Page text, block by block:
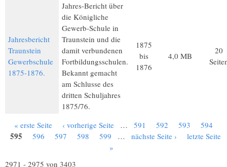
Jahresbericht
Traunstein
Gewerbschule
1875-1876.
Jahres-Bericht über
die Königliche
Gewerb-Schule in
Traunstein und die
damit verbundenen
Fortbildungsschulen.
Bekannt gemacht
am Schlusse des
dritten Schuljahres
1875/76.
1875
bis
1876
4,0 MB
20
Seiten
« erste Seite ‹ vorherige Seite … 591 592 593 594
595 596 597 598 599 … nächste Seite ›
letzte Seite
»
2971 - 2975 von 3403